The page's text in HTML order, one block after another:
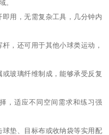
。
用，无需复杂工具，几分钟内
，还可用于其他小球类运动，
玻璃纤维制成，能够承受反复
，适应不同空间需求和练习强
垫、目标布或收纳袋等实用配